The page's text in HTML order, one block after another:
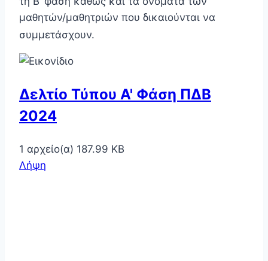
μαθητών/μαθητριών που δικαιούνται να
συμμετάσχουν.
Δελτίο Τύπου Α' Φάση ΠΔΒ
2024
1 αρχείο(α) 187.99 KB
Λήψη